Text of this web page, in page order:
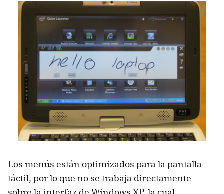
Los menús están optimizados para la pantalla
táctil, por lo que no se trabaja directamente